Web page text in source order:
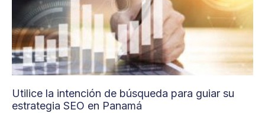
Utilice la intención de búsqueda para guiar su
estrategia SEO en Panamá